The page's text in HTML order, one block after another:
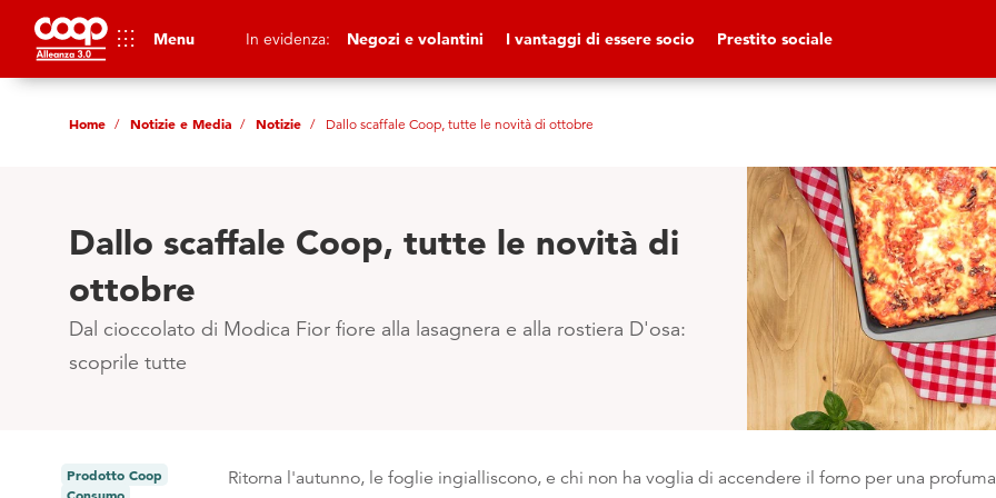
apps Menu In evidenza: Negozi e volantini I vantaggi di essere socio Prestito sociale
Home Notizie e Media Notizie Dallo scaffale Coop, tutte le novità di ottobre
Dallo scaffale Coop, tutte le novità di
ottobre
Dal cioccolato di Modica Fior fiore alla lasagnera e alla rostiera D'osa:
scoprile tutte
Prodotto Coop
Ritorna l'autunno, le foglie ingialliscono, e chi non ha voglia di accendere il forno per una